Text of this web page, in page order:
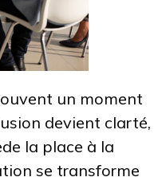
un moment
devient clarté,
la place à la
se transforme